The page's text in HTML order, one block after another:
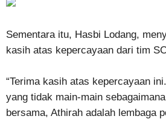
Sementara itu, Hasbi Lodang,
kasih atas kepercayaan dari tim
“Terima kasih atas kepercayaan
yang tidak main-main
bersama, Athirah adalah lembaga